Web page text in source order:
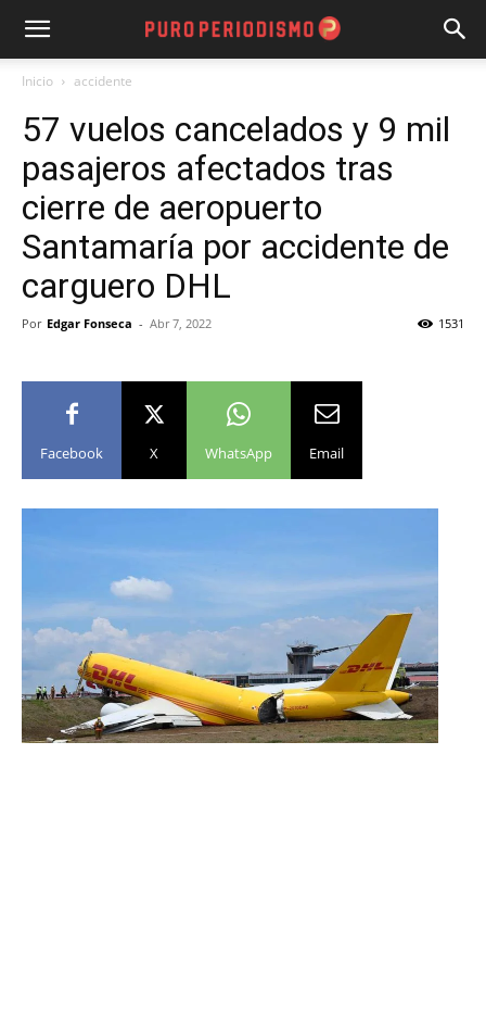
Inicio accidente
57 vuelos cancelados y 9 mil
pasajeros afectados tras
cierre de aeropuerto
Santamaría por accidente de
carguero DHL
Por Edgar Fonseca - Abr 7, 2022 1531
Facebook X WhatsApp Email